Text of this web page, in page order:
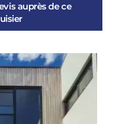
auprès de ce